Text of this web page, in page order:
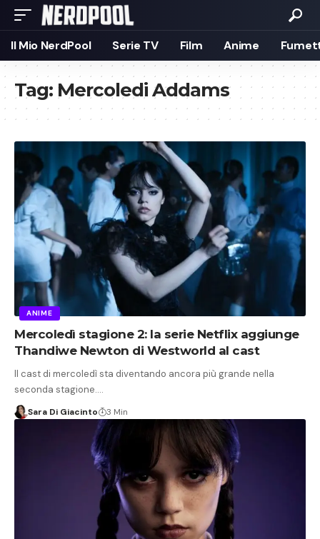
Il Mio NerdPool Serie TV Film Anime
Tag: Mercoledi Addams
ANIME
Mercoledì stagione 2: la serie Netflix aggiunge
Thandiwe Newton di Westworld al cast
Il cast di mercoledì sta diventando ancora più grande nella
seconda stagione.…
Sara Di Giacinto 3 Min